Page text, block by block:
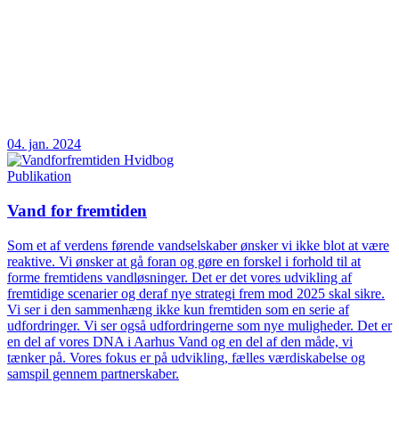
04. jan. 2024
Publikation
Vand for fremtiden
Som et af verdens førende vandselskaber ønsker vi ikke blot at være
reaktive. Vi ønsker at gå foran og gøre en forskel i forhold til at
forme fremtidens vandløsninger. Det er det vores udvikling af
fremtidige scenarier og deraf nye strategi frem mod 2025 skal sikre.
Vi ser i den sammenhæng ikke kun fremtiden som en serie af
udfordringer. Vi ser også udfordringerne som nye muligheder. Det er
en del af vores DNA i Aarhus Vand og en del af den måde, vi
tænker på. Vores fokus er på udvikling, fælles værdiskabelse og
samspil gennem partnerskaber.